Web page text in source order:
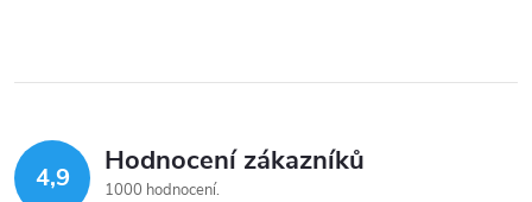
4,9 Hodnocení zákazníků
1000 hodnocení